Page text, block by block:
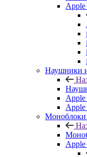
Apple
Наушники
Apple
Моноблоки